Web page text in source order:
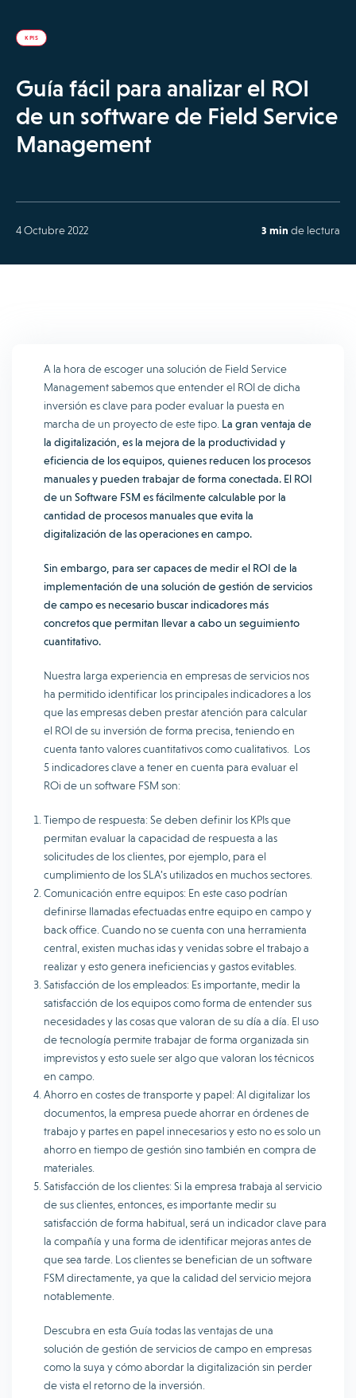
KPIS
Guía fácil para analizar el ROI
de un software de Field Service
Management
4 Octubre 2022 3 min de lectura
A la hora de escoger una solución de Field Service
Management sabemos que entender el ROI de dicha
inversión es clave para poder evaluar la puesta en
marcha de un proyecto de este tipo. La gran ventaja de
la digitalización, es la mejora de la productividad y
eficiencia de los equipos, quienes reducen los procesos
manuales y pueden trabajar de forma conectada. El ROI
de un Software FSM es fácilmente calculable por la
cantidad de procesos manuales que evita la
digitalización de las operaciones en campo.
Sin embargo, para ser capaces de medir el ROI de la
implementación de una solución de gestión de servicios
de campo es necesario buscar indicadores más
concretos que permitan llevar a cabo un seguimiento
cuantitativo.
Nuestra larga experiencia en empresas de servicios nos
ha permitido identificar los principales indicadores a los
que las empresas deben prestar atención para calcular
el ROI de su inversión de forma precisa, teniendo en
cuenta tanto valores cuantitativos como cualitativos. Los
5 indicadores clave a tener en cuenta para evaluar el
ROi de un software FSM son:
Tiempo de respuesta: Se deben definir los KPIs que
permitan evaluar la capacidad de respuesta a las
solicitudes de los clientes, por ejemplo, para el
cumplimiento de los SLA’s utilizados en muchos sectores.
Comunicación entre equipos: En este caso podrían
definirse llamadas efectuadas entre equipo en campo y
back office. Cuando no se cuenta con una herramienta
central, existen muchas idas y venidas sobre el trabajo a
realizar y esto genera ineficiencias y gastos evitables.
Satisfacción de los empleados: Es importante, medir la
satisfacción de los equipos como forma de entender sus
necesidades y las cosas que valoran de su día a día. El uso
de tecnología permite trabajar de forma organizada sin
imprevistos y esto suele ser algo que valoran los técnicos
en campo.
Ahorro en costes de transporte y papel: Al digitalizar los
documentos, la empresa puede ahorrar en órdenes de
trabajo y partes en papel innecesarios y esto no es solo un
ahorro en tiempo de gestión sino también en compra de
materiales.
Satisfacción de los clientes: Si la empresa trabaja al servicio
de sus clientes, entonces, es importante medir su
satisfacción de forma habitual, será un indicador clave para
la compañía y una forma de identificar mejoras antes de
que sea tarde. Los clientes se benefician de un software
FSM directamente, ya que la calidad del servicio mejora
notablemente.
Descubra en esta Guía todas las ventajas de una
solución de gestión de servicios de campo en empresas
como la suya y cómo abordar la digitalización sin perder
de vista el retorno de la inversión.